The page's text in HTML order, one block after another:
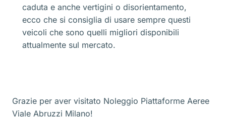
caduta e anche vertigini o disorientamento,
ecco che si consiglia di usare sempre questi
veicoli che sono quelli migliori disponibili
attualmente sul mercato.
Grazie per aver visitato Noleggio Piattaforme Aeree
Viale Abruzzi Milano!